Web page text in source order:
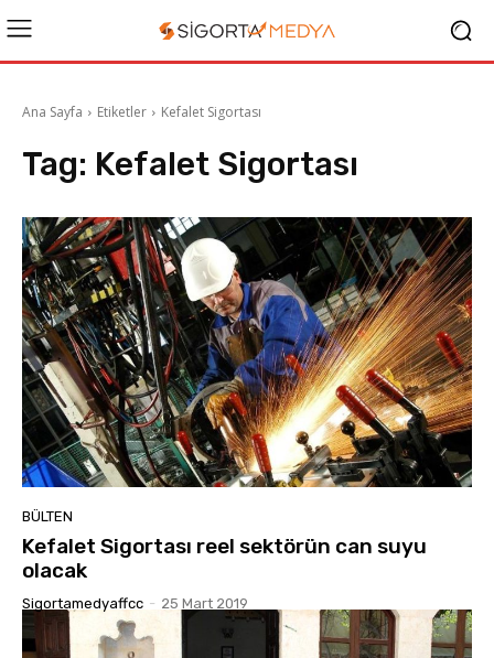
Ana Sayfa Etiketler Kefalet Sigortası
Tag: Kefalet Sigortası
BÜLTEN
Kefalet Sigortası reel sektörün can suyu
olacak
Sigortamedyaffcc - 25 Mart 2019